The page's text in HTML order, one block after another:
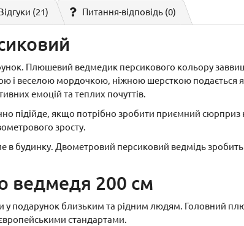
(21) Питання-відповідь (0)
Плюшевий ведмедик персикового кольору
і веселою мордочкою, ніжною шерсткою подається
емоцій та теплих почуттів.
підійде, якщо потрібно зробити приємний сюрприз
зросту.
будинку. Двометровий персиковий ведмідь зробить
ведмедя 200 см
у подарунок близьким та рідним людям. Головний
європейськими стандартами.